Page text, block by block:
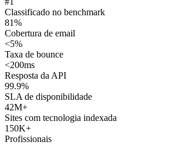
Classificado no benchmark
81%
Cobertura de email
<5%
Taxa de bounce
<200ms
Resposta da API
99.9%
SLA de disponibilidade
42M+
Sites com tecnologia indexada
150K+
Profissionais